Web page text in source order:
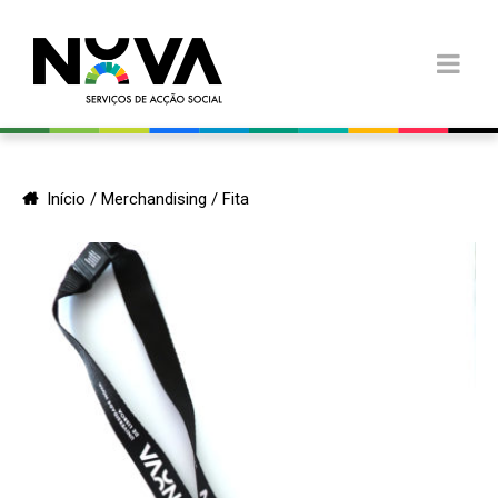
Início /Merchandising / Fita